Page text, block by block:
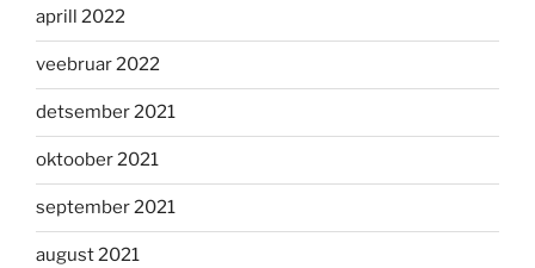
aprill 2022
veebruar 2022
detsember 2021
oktoober 2021
september 2021
august 2021